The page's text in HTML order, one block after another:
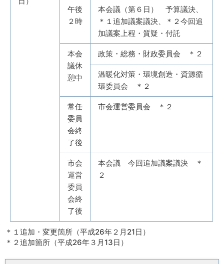
午後
２時
本会議（第６日） 予算議決、
＊１追加議案議決、＊２今回追
加議案上程・質疑・付託
本会
議休
憩中
政策・総務・財政委員会 ＊２
温暖化対策・環境創造・資源循
環委員会 ＊２
常任
委員
会終
了後
市会運営委員会 ＊２
市会
運営
委員
会終
了後
本会議 今回追加議案議決 ＊
２
＊１追加・変更箇所（平成26年２月21日）
＊２追加箇所（平成26年３月13日）